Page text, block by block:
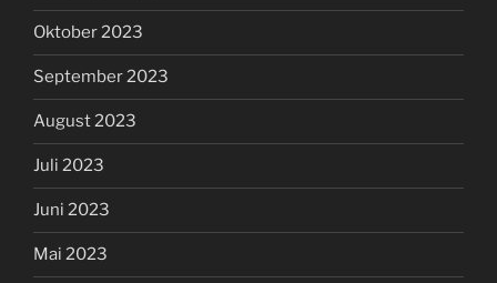
Oktober 2023
September 2023
August 2023
Juli 2023
Juni 2023
Mai 2023